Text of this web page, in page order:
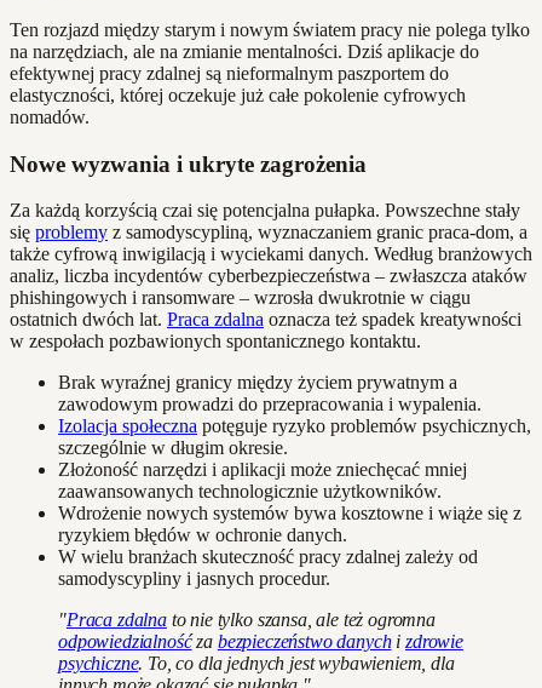
Ten rozjazd między starym i nowym światem pracy nie polega tylko
na narzędziach, ale na zmianie mentalności. Dziś aplikacje do
efektywnej pracy zdalnej są nieformalnym paszportem do
elastyczności, której oczekuje już całe pokolenie cyfrowych
nomadów.
Nowe wyzwania i ukryte zagrożenia
Za każdą korzyścią czai się potencjalna pułapka. Powszechne stały
się problemy z samodyscypliną, wyznaczaniem granic praca-dom, a
także cyfrową inwigilacją i wyciekami danych. Według branżowych
analiz, liczba incydentów cyberbezpieczeństwa – zwłaszcza ataków
phishingowych i ransomware – wzrosła dwukrotnie w ciągu
ostatnich dwóch lat. Praca zdalna oznacza też spadek kreatywności
w zespołach pozbawionych spontanicznego kontaktu.
Brak wyraźnej granicy między życiem prywatnym a
zawodowym prowadzi do przepracowania i wypalenia.
Izolacja społeczna potęguje ryzyko problemów psychicznych,
szczególnie w długim okresie.
Złożoność narzędzi i aplikacji może zniechęcać mniej
zaawansowanych technologicznie użytkowników.
Wdrożenie nowych systemów bywa kosztowne i wiąże się z
ryzykiem błędów w ochronie danych.
W wielu branżach skuteczność pracy zdalnej zależy od
samodyscypliny i jasnych procedur.
"Praca zdalnato nie tylko szansa, ale też ogromna
odpowiedzialnośćza bezpieczeństwo danychi zdrowie
psychiczne. To, co dla jednych jest wybawieniem, dla